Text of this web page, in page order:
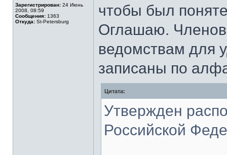
сети
Зарегистрирован: 24 Июнь
2008, 08:59
Сообщения: 1363
Откуда: St-Petersburg
чтобы был
Оглашаю. Членов
ведомствам для
записаны по
Цитата:
Утвержден
Российской